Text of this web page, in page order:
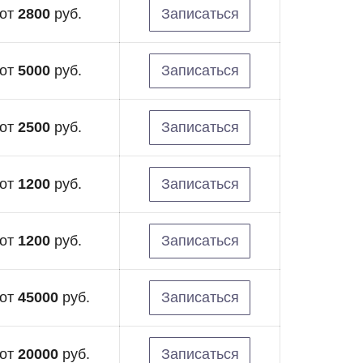
от 2800 руб. Записаться
от 5000 руб. Записаться
от 2500 руб. Записаться
от 1200 руб. Записаться
от 1200 руб. Записаться
от 45000 руб. Записаться
от 20000 руб. Записаться